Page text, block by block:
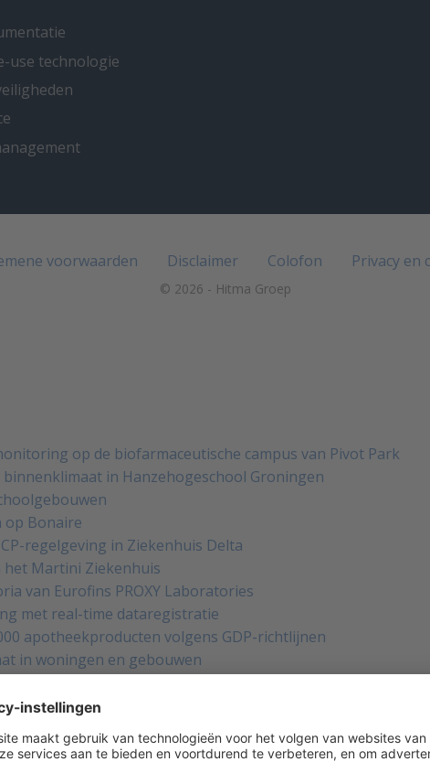
use technologie
voorwaarden Disclaimer Colofon Privacy en
© 2026 - Hitma Groep
op de biofarmaceutische campus van Pivot Park
in Hanzehogeschool Groningen
op Bonaire
regelgeving in Ziekenhuis Delta
Martini Ziekenhuis
van Eurofins PROXY Laboratories
met real-time dataregistratie
apotheekproducten volgens GDP-richtlijnen
in woningen en gebouwen
vriezers en operatiekamers van ziekenhuis Tergooi MC
in Museum In 't Houten Huis
dataregistratie
waarborgt Kaasmakerij Oosterwolde de smaak en